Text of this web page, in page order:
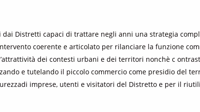
Distretti capaci di trattare negli anni una strategia
coerente e articolato per rilanciare la funzione
dei contesti urbani e dei territori nonchè c
e tutelando il piccolo commercio come presidio del
di imprese, utenti e visitatori del Distretto e per il